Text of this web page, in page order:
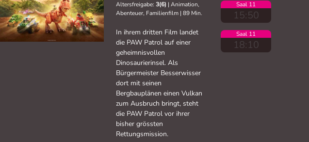
Altersfreigabe: 3(6) | Animation,
Abenteuer, Familienfilm | 89 Min.
In ihrem dritten Film landet
die PAW Patrol auf einer
geheimnisvollen
Dinosaurierinsel. Als
Bürgermeister Besserwisser
dort mit seinen
Bergbauplänen einen Vulkan
zum Ausbruch bringt, steht
die PAW Patrol vor ihrer
bisher grössten
Rettungsmission.
Saal 11
15:50
Saal 11
18:10